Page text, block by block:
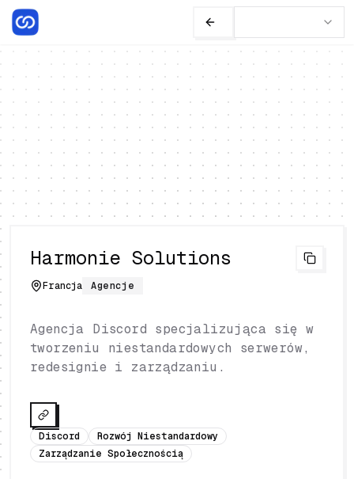
Harmonie Solutions
Francja Agencje
Agencja Discord specjalizująca się w
tworzeniu niestandardowych serwerów,
redesignie i zarządzaniu.
Discord
Rozwój Niestandardowy
Zarządzanie Społecznością